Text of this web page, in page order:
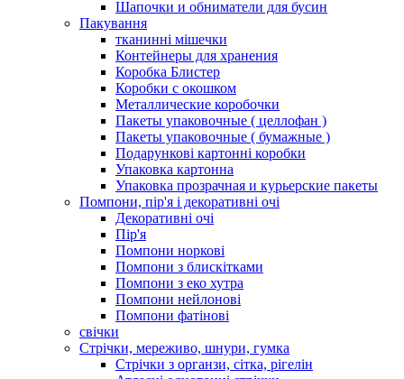
Шапочки и обниматели для бусин
Пакування
тканинні мішечки
Контейнеры для хранения
Коробка Блистер
Коробки с окошком
Металлические коробочки
Пакеты упаковочные ( целлофан )
Пакеты упаковочные ( бумажные )
Подарункові картонні коробки
Упаковка картонна
Упаковка прозрачная и курьерские пакеты
Помпони, пір'я і декоративні очі
Декоративні очі
Пір'я
Помпони норкові
Помпони з блискітками
Помпони з еко хутра
Помпони нейлонові
Помпони фатінові
свічки
Стрічки, мереживо, шнури, гумка
Стрічки з органзи, сітка, рігелін